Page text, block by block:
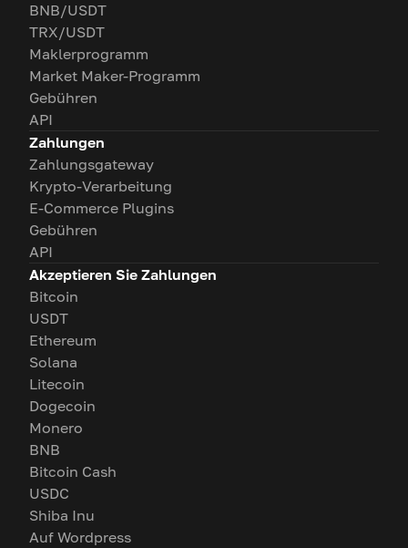
BNB/USDT
TRX/USDT
Maklerprogramm
Market Maker-Programm
Gebühren
API
Zahlungen
Zahlungsgateway
Krypto-Verarbeitung
E-Commerce Plugins
Gebühren
API
Akzeptieren Sie Zahlungen
Bitcoin
USDT
Ethereum
Solana
Litecoin
Dogecoin
Monero
BNB
Bitcoin Cash
USDC
Shiba Inu
Auf Wordpress